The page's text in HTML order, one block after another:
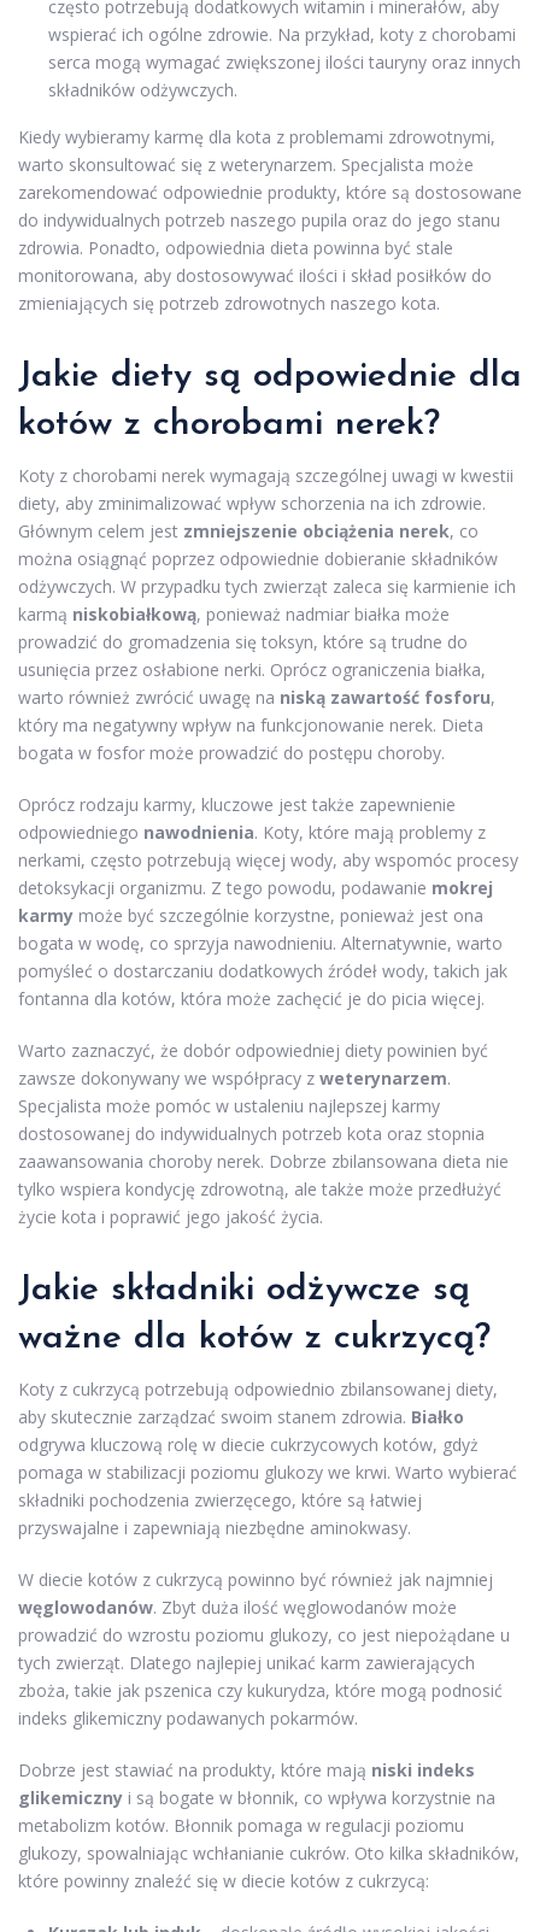
często potrzebują dodatkowych witamin i minerałów, aby
wspierać ich ogólne zdrowie. Na przykład, koty z chorobami
serca mogą wymagać zwiększonej ilości tauryny oraz innych
składników odżywczych.
Kiedy wybieramy karmę dla kota z problemami zdrowotnymi,
warto skonsultować się z weterynarzem. Specjalista może
zarekomendować odpowiednie produkty, które są dostosowane
do indywidualnych potrzeb naszego pupila oraz do jego stanu
zdrowia. Ponadto, odpowiednia dieta powinna być stale
monitorowana, aby dostosowywać ilości i skład posiłków do
zmieniających się potrzeb zdrowotnych naszego kota.
Jakie diety są odpowiednie dla
kotów z chorobami nerek?
Koty z chorobami nerek wymagają szczególnej uwagi w kwestii
diety, aby zminimalizować wpływ schorzenia na ich zdrowie.
Głównym celem jest zmniejszenie obciążenia nerek, co
można osiągnąć poprzez odpowiednie dobieranie składników
odżywczych. W przypadku tych zwierząt zaleca się karmienie ich
karmą niskobiałkową, ponieważ nadmiar białka może
prowadzić do gromadzenia się toksyn, które są trudne do
usunięcia przez osłabione nerki. Oprócz ograniczenia białka,
warto również zwrócić uwagę na niską zawartość fosforu,
który ma negatywny wpływ na funkcjonowanie nerek. Dieta
bogata w fosfor może prowadzić do postępu choroby.
Oprócz rodzaju karmy, kluczowe jest także zapewnienie
odpowiedniego nawodnienia. Koty, które mają problemy z
nerkami, często potrzebują więcej wody, aby wspomóc procesy
detoksykacji organizmu. Z tego powodu, podawanie mokrej
karmy może być szczególnie korzystne, ponieważ jest ona
bogata w wodę, co sprzyja nawodnieniu. Alternatywnie, warto
pomyśleć o dostarczaniu dodatkowych źródeł wody, takich jak
fontanna dla kotów, która może zachęcić je do picia więcej.
Warto zaznaczyć, że dobór odpowiedniej diety powinien być
zawsze dokonywany we współpracy z weterynarzem.
Specjalista może pomóc w ustaleniu najlepszej karmy
dostosowanej do indywidualnych potrzeb kota oraz stopnia
zaawansowania choroby nerek. Dobrze zbilansowana dieta nie
tylko wspiera kondycję zdrowotną, ale także może przedłużyć
życie kota i poprawić jego jakość życia.
Jakie składniki odżywcze są
ważne dla kotów z cukrzycą?
Koty z cukrzycą potrzebują odpowiednio zbilansowanej diety,
aby skutecznie zarządzać swoim stanem zdrowia. Białko
odgrywa kluczową rolę w diecie cukrzycowych kotów, gdyż
pomaga w stabilizacji poziomu glukozy we krwi. Warto wybierać
składniki pochodzenia zwierzęcego, które są łatwiej
przyswajalne i zapewniają niezbędne aminokwasy.
W diecie kotów z cukrzycą powinno być również jak najmniej
węglowodanów. Zbyt duża ilość węglowodanów może
prowadzić do wzrostu poziomu glukozy, co jest niepożądane u
tych zwierząt. Dlatego najlepiej unikać karm zawierających
zboża, takie jak pszenica czy kukurydza, które mogą podnosić
indeks glikemiczny podawanych pokarmów.
Dobrze jest stawiać na produkty, które mają niski indeks
glikemiczny i są bogate w błonnik, co wpływa korzystnie na
metabolizm kotów. Błonnik pomaga w regulacji poziomu
glukozy, spowalniając wchłanianie cukrów. Oto kilka składników,
które powinny znaleźć się w diecie kotów z cukrzycą: